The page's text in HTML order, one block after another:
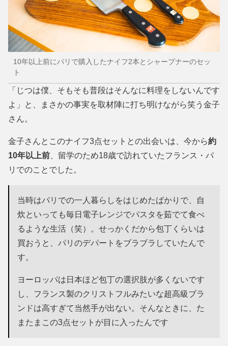
10年以上前にパリで購入したナイフ2本とシャープナーのセッ
ト
「じつは僕、そもそも普段はそんなに料理をしないんです
よ」と、まさかの事実を取材陣に打ち明けながら笑う金子
さん。
金子さんとこのナイフ3点セットとの出会いは、今から約
10年以上前 、留学のため18歳で訪れていたフランス・パ
リでのことでした。
当時はパリでの一人暮らしをはじめたばかりで、自
炊といっても毎日電子レンジでパスタを茹でて食べ
るような生活（笑）。せっかくだから包丁くらいは
買おうと、パリのデパートをブラブラしていたんで
す。
ヨーロッパは日本ほど包丁の選択肢が多くないです
し、フランス製のクリストフルみたいな超高級ブラ
ンドは高すぎて当然手が出ない。そんなときに、た
またまこの3点セットが目に入ったんです